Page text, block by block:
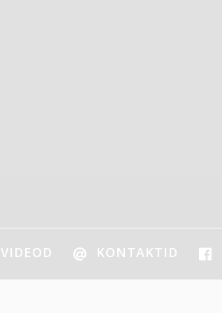
VIDEOD KONTAKTID